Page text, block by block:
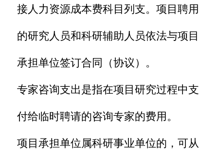
接人力资源成本费科目列支。项目聘用
的研究人员和科研辅助人员依法与项目
承担单位签订合同（协议）。
专家咨询支出是指在项目研究过程中支
付给临时聘请的咨询专家的费用。
项目承担单位属科研事业单位的，可从